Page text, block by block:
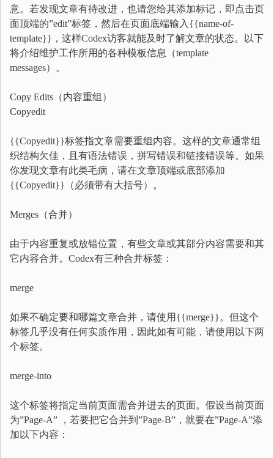
意。若发现文章有待改进，也请您给其添加标记，即点击页
面顶端的”edit”标签，然后在页面底端输入{{name-of-
template}}，这样Codex访客就能及时了解文章的状态。以下
将介绍维护工作所用的各种模板信息（template
messages）。
Copy Edits（内容重组）
Copyedit
{{Copyedit}}标签指文章需要重组内容。这样的文章通常组
织结构欠佳，且有语法错误，拼写错误和链接错误等。如果
你发现文章有此类毛病，请在文章顶端或底部添加
{{Copyedit}}（必须带有大括号）。
Merges（合并）
由于内容重复或放错位置，有些文章或其部分内容需要和其
它内容合并。Codex有三种合并标签：
merge
如果不确定要和哪篇文章合并，请使用{{merge}}。但这个
标签几乎没有任何实质作用，因此如有可能，请使用以下两
个标签。
merge-into
这个标签将指定当前页面需合并进去的页面。假设当前页面
为”Page-A” ，若要把它合并到”Page-B”，就要在”Page-A”添
加以下内容：